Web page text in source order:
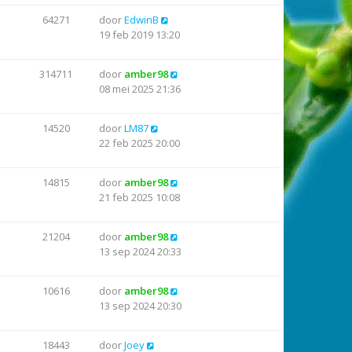
64271 doorEdwinB
19 feb 2019 13:20
314711 door amber98
08 mei 2025 21:36
14520 doorLM87
22 feb 2025 20:00
14815 door amber98
21 feb 2025 10:08
21204 door amber98
13 sep 2024 20:33
10616 door amber98
13 sep 2024 20:30
18443 doorJoey